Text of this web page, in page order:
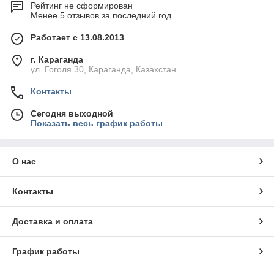
Рейтинг не сформирован
Менее 5 отзывов за последний год
Работает с 13.08.2013
г. Караганда
ул. Гоголя 30, Караганда, Казахстан
Контакты
Сегодня выходной
Показать весь график работы
О нас
Контакты
Доставка и оплата
График работы